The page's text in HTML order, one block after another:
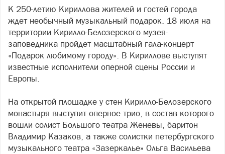
К 250-летию Кириллова жителей и гостей города
ждет необычный музыкальный подарок. 18 июля на
территории Кирилло-Белозерского музея-
заповедника пройдет масштабный гала-концерт
«Подарок любимому городу». В Кириллове выступят
известные исполнители оперной сцены России и
Европы.
На открытой площадке у стен Кирилло-Белозерского
монастыря выступит оперное трио, в состав которого
вошли солист Большого театра Женевы, баритон
Владимир Казаков, а также солистки петербургского
музыкального театра «Зазеркалье» Ольга Васильева